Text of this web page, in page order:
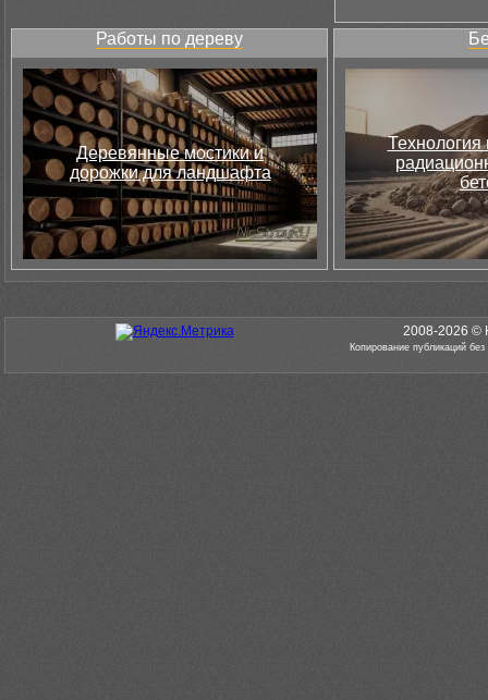
Работы по дереву
Деревянные мостики и
дорожки для ландшафта
Технология
2008-2026 ©
Копирование публикаций